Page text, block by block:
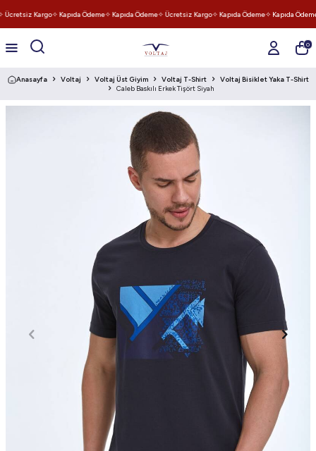
Kargo✧ Kapıda Ödeme✧ Kapıda Ödeme✧ Ücretsiz Kargo✧ Kapıda Ödeme✧ Kapıda Ödeme
0
Anasayfa Voltaj Voltaj Üst Giyim Voltaj T-Shirt
Voltaj Bisiklet Yaka T-Shirt
Caleb Baskılı Erkek Tişört Siyah